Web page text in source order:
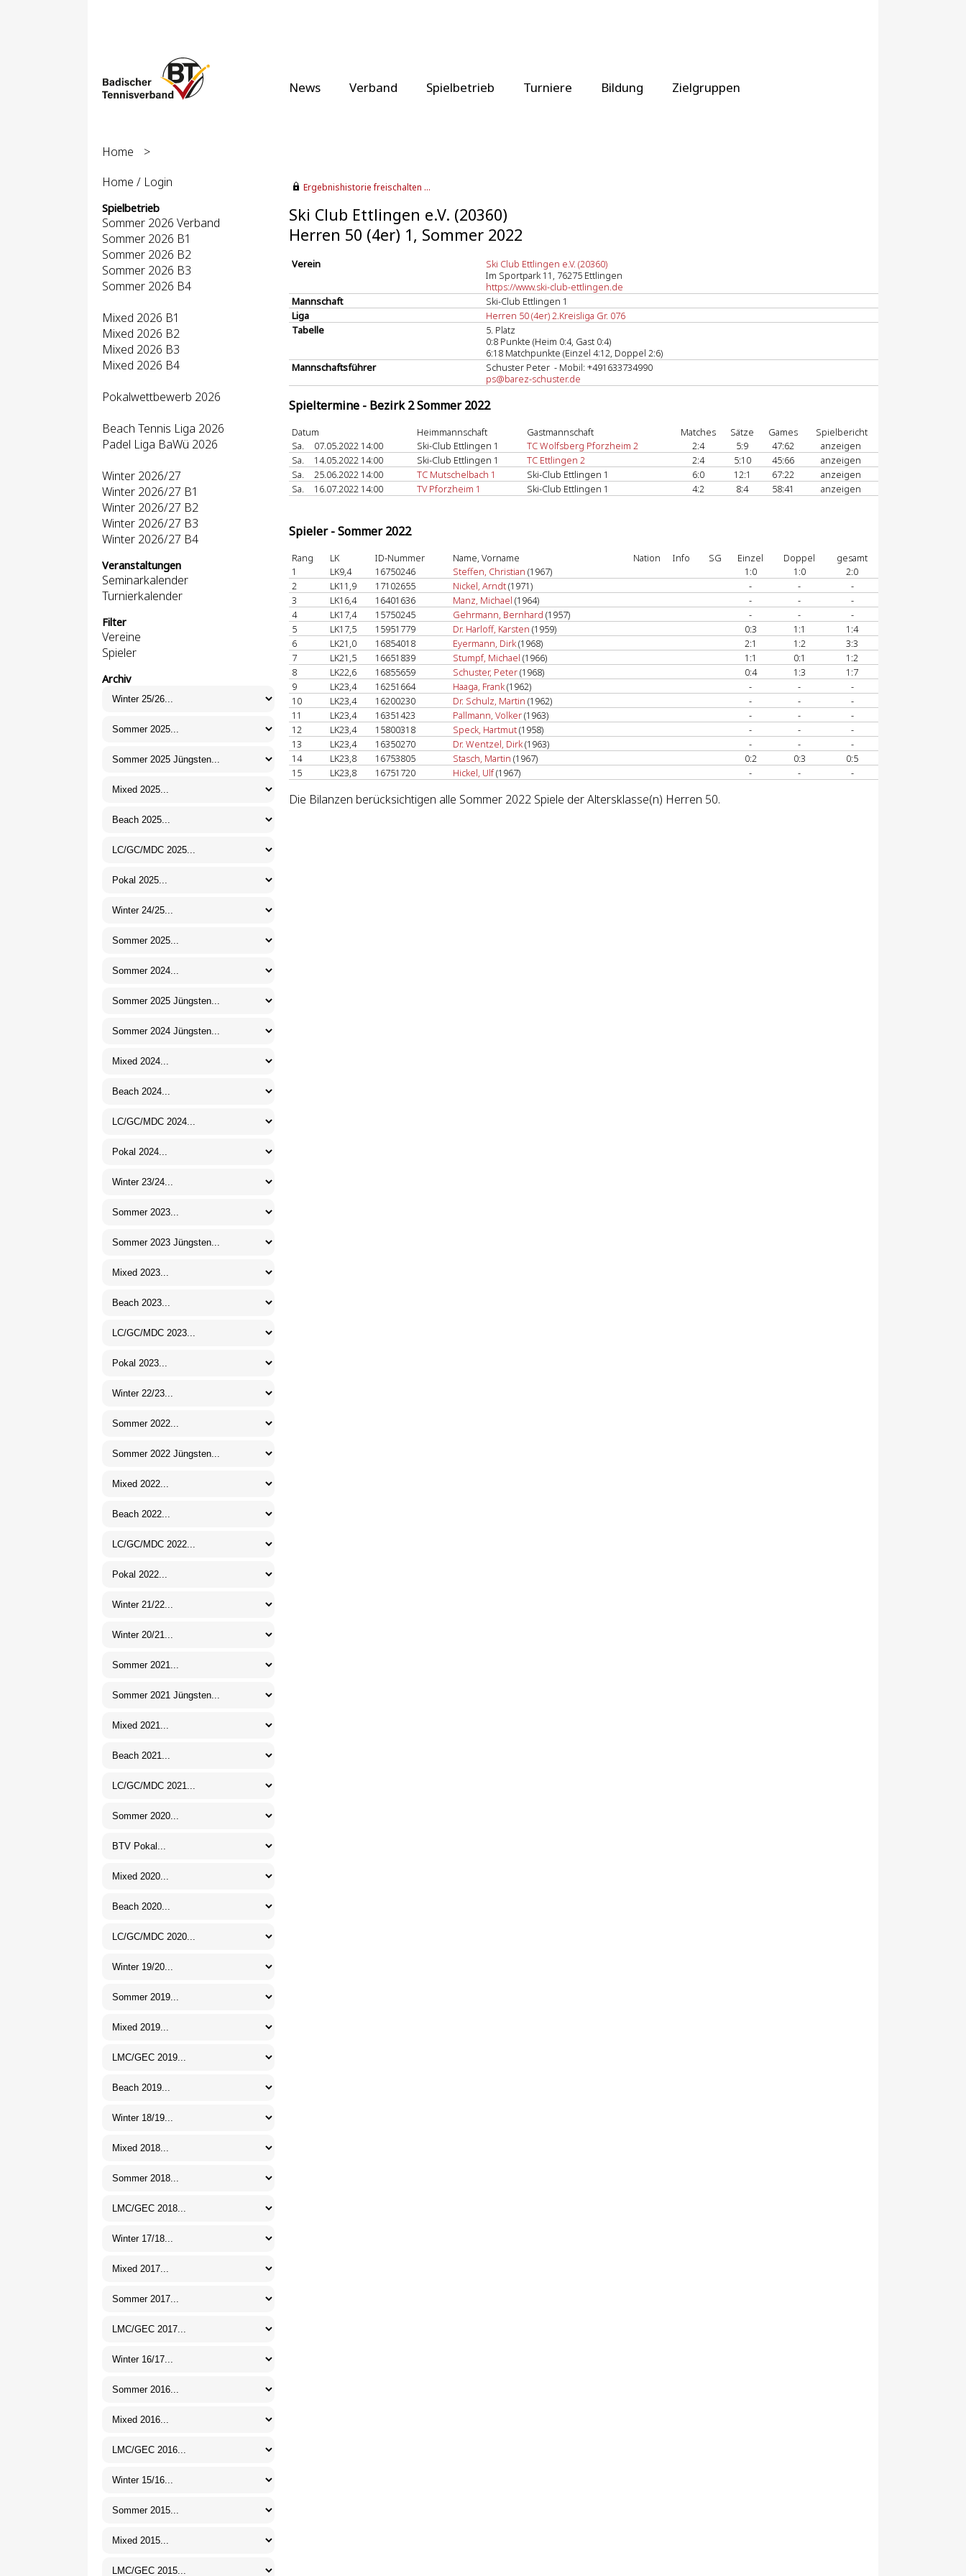
News Verband Spielbetrieb Turniere Bildung Zielgruppen
Home
>
Home / Login
Spielbetrieb
Sommer 2026 Verband
Sommer 2026 B1
Sommer 2026 B2
Sommer 2026 B3
Sommer 2026 B4
Mixed 2026 B1
Mixed 2026 B2
Mixed 2026 B3
Mixed 2026 B4
Pokalwettbewerb 2026
Beach Tennis Liga 2026
Padel Liga BaWü 2026
Winter 2026/27
Winter 2026/27 B1
Winter 2026/27 B2
Winter 2026/27 B3
Winter 2026/27 B4
Veranstaltungen
Seminarkalender
Turnierkalender
Filter
Vereine
Spieler
Archiv
Ergebnishistorie freischalten ...
Ski Club Ettlingen e.V. (20360)
Herren 50 (4er) 1, Sommer 2022
Verein
Ski Club Ettlingen e.V. (20360)
Im Sportpark 11, 76275 Ettlingen
https://www.ski-club-ettlingen.de
Mannschaft
Ski-Club Ettlingen 1
Liga
Herren 50 (4er) 2.Kreisliga Gr. 076
Tabelle
5. Platz
0:8 Punkte (Heim 0:4, Gast 0:4)
6:18 Matchpunkte (Einzel 4:12, Doppel 2:6)
Mannschaftsführer
Schuster Peter - Mobil: +491633734990
ps@barez-schuster.de
Spieltermine - Bezirk 2 Sommer 2022
Datum Heimmannschaft Gastmannschaft Matches Sätze Games
Spielbericht
Sa.
07.05.2022 14:00 Ski-Club Ettlingen 1 TC Wolfsberg Pforzheim 2 2:4 5:9 47:62
anzeigen
Sa.
14.05.2022 14:00 Ski-Club Ettlingen 1 TC Ettlingen 2 2:4 5:10 45:66
anzeigen
Sa.
25.06.2022 14:00 TC Mutschelbach 1 Ski-Club Ettlingen 1 6:0 12:1 67:22
anzeigen
Sa.
16.07.2022 14:00 TV Pforzheim 1 Ski-Club Ettlingen 1 4:2 8:4 58:41 anzeigen
Spieler - Sommer 2022
Rang LK ID-Nummer Name, Vorname Nation Info SG Einzel Doppel
gesamt
1
LK9,4 16750246 Steffen, Christian (1967) 1:0 1:0
2:0
2
LK11,9 17102655 Nickel, Arndt(1971) - -
-
3
LK16,4 16401636 Manz, Michael (1964) - -
-
4
LK17,4 15750245 Gehrmann, Bernhard (1957) - -
-
5
LK17,5 15951779 Dr. Harloff, Karsten (1959) 0:3 1:1
1:4
6
LK21,0 16854018 Eyermann, Dirk(1968) 2:1 1:2
3:3
7
LK21,5 16651839 Stumpf, Michael (1966) 1:1 0:1
1:2
8
LK22,6 16855659 Schuster, Peter(1968) 0:4 1:3
1:7
9
LK23,4 16251664 Haaga, Frank(1962) - -
-
10
LK23,4 16200230 Dr. Schulz, Martin (1962) - -
-
11
LK23,4 16351423 Pallmann, Volker(1963) - -
-
12
LK23,4 15800318 Speck, Hartmut(1958) - -
-
13
LK23,4 16350270 Dr. Wentzel, Dirk(1963) - -
-
14
LK23,8 16753805 Stasch, Martin (1967) 0:2 0:3
0:5
15
LK23,8 16751720 Hickel, Ulf(1967) - - -
Die Bilanzen berücksichtigen alle Sommer 2022 Spiele der Altersklasse(n) Herren 50.